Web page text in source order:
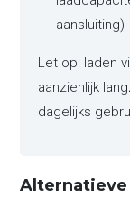
aansluiting)
Let op: laden
aanzienlijk
dagelijks
Alternatieve